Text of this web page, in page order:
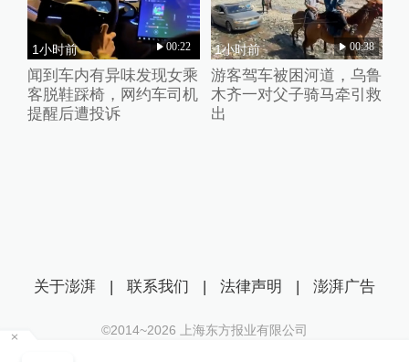
1小时前 00:22
闻到车内有异味发现女乘
客脱鞋踩椅，网约车司机
提醒后遭投诉
1小时前 00:38
游客驾车被困河道，乌鲁
木齐一对父子骑马牵引救
出
关于澎湃 | 联系我们 | 法律声明 | 澎湃广告
©2014~2026 上海东方报业有限公司